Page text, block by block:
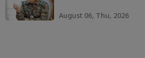
August 06, Thu, 2026